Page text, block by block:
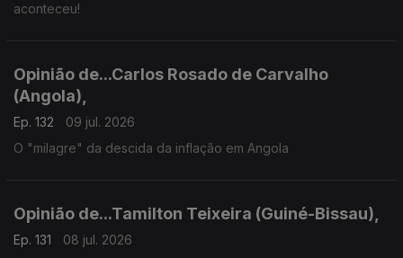
aconteceu!
Opinião de...Carlos Rosado de Carvalho
(Angola),
Ep. 132
09 jul. 2026
O "milagre" da descida da inflação em Angola
Opinião de...Tamilton Teixeira (Guiné-Bissau),
Ep. 131
08 jul. 2026